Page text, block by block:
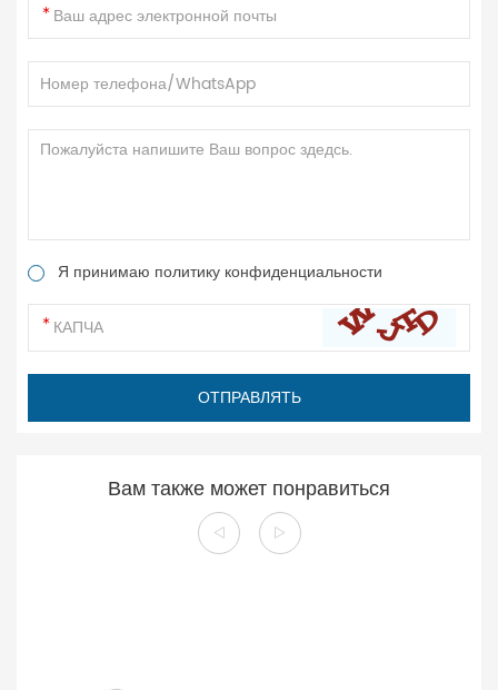
Я принимаю политику конфиденциальности
Вам также может понравиться